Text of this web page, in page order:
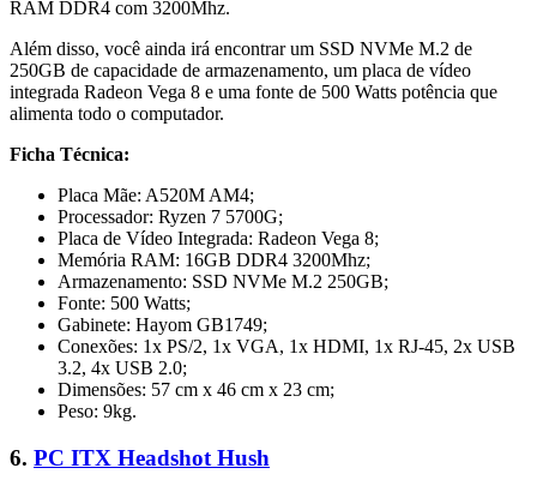
RAM DDR4 com 3200Mhz.
Além disso, você ainda irá encontrar um SSD NVMe M.2 de
250GB de capacidade de armazenamento, um placa de vídeo
integrada Radeon Vega 8 e uma fonte de 500 Watts potência que
alimenta todo o computador.
Ficha Técnica:
Placa Mãe: A520M AM4;
Processador: Ryzen 7 5700G;
Placa de Vídeo Integrada: Radeon Vega 8;
Memória RAM: 16GB DDR4 3200Mhz;
Armazenamento: SSD NVMe M.2 250GB;
Fonte: 500 Watts;
Gabinete: Hayom GB1749;
Conexões: 1x PS/2, 1x VGA, 1x HDMI, 1x RJ-45, 2x USB
3.2, 4x USB 2.0;
Dimensões: 57 cm x 46 cm x 23 cm;
Peso: 9kg.
6. PC ITX Headshot Hush